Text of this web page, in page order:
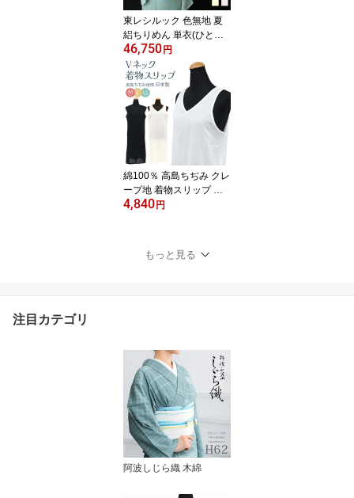
東レシルック 色無地 夏
絽ちりめん 単衣(ひとえ)
洗える着物 お仕立て上が
り プレタ レディース 絽
縮緬 夏 色無地きもの〔7
種類〕-桜貝-【TB】
46,750 円
綿100％ 高島ちぢみ クレ
ープ地 着物スリップ 和
装下着 着物用 肌着 ワン
スリップ〔M・L・LL〕
【2点までメール便OK】
4,840 円
もっと見る
注目カテゴリ
阿波しじら織 木綿